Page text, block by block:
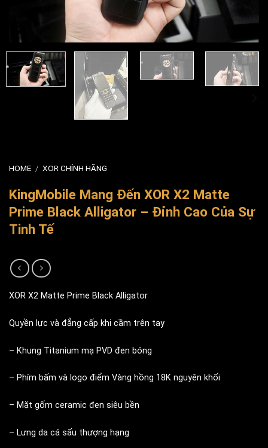
HOME / XOR CHÍNH HÃNG
KingMobile Mang Đến XOR X2 Matte
Prime Black Alligator – Đỉnh Cao Của Sự
Tinh Tế
XOR X2 Matte Prime Black Alligator
Quyền lực và đẳng cấp khi cầm trên tay
– Khung Titanium mạ PVD đen bóng
– Phím bấm và logo điểm Vàng hồng 18K nguyên khối
– Mặt gốm ceramic đen siêu bền
– Lưng da cá sấu thượng hạng